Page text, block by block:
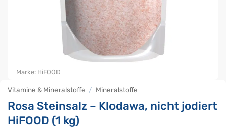
Vitamine & Mineralstoffe / Mineralstoffe
Rosa Steinsalz – Klodawa, nicht jodiert
HiFOOD (1 kg)
Marke: HiFOOD